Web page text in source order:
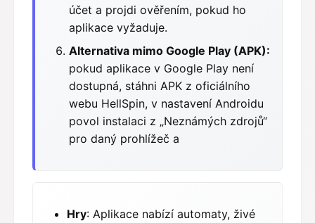
účet a projdi ověřením, pokud ho
aplikace vyžaduje.
Alternativa mimo Google Play (APK):
pokud aplikace v Google Play není
dostupná, stáhni APK z oficiálního
webu HellSpin, v nastavení Androidu
povol instalaci z „Neznámých zdrojů“
pro daný prohlížeč a
Hry: Aplikace nabízí automaty, živé